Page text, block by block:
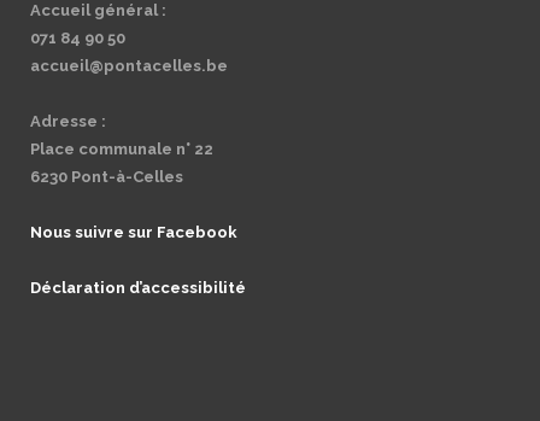
Accueil général :
071 84 90 50
accueil@pontacelles.be
Adresse :
Place communale n° 22
6230 Pont-à-Celles
Nous suivre sur Facebook
Déclaration d’accessibilité